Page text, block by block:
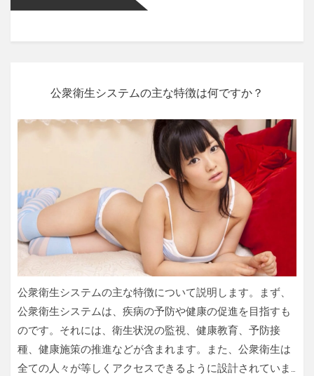
公衆衛生システムの主な特徴は何ですか？
公衆衛生システムの主な特徴について説明します。まず、
公衆衛生システムは、疾病の予防や健康の促進を目指すも
のです。それには、衛生状況の監視、健康教育、予防接
種、健康施策の推進などが含まれます。また、公衆衛生は
全ての人々が等しくアクセスできるように設計されていま